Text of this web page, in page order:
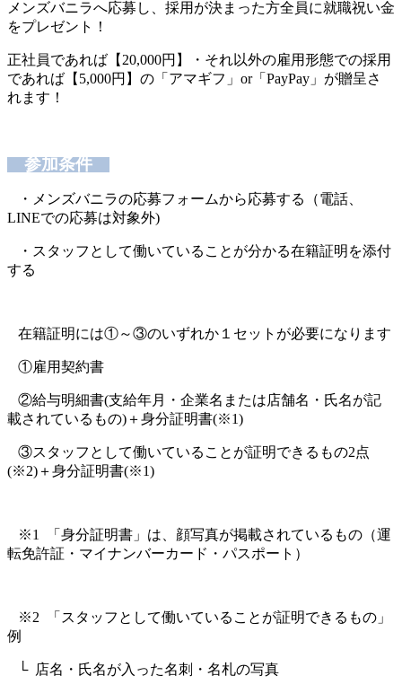
メンズバニラへ応募し、採用が決まった方全員に就職祝い金
をプレゼント！
正社員であれば【20,000円】・それ以外の雇用形態での採用
であれば【5,000円】の「アマギフ」or「PayPay」が贈呈さ
れます！
参加条件
・メンズバニラの応募フォームから応募する（電話、
LINEでの応募は対象外)
・スタッフとして働いていることが分かる在籍証明を添付
する
在籍証明には①～③のいずれか１セットが必要になります
①雇用契約書
②給与明細書(支給年月・企業名または店舗名・氏名が記
載されているもの)＋身分証明書(※1)
③スタッフとして働いていることが証明できるもの2点
(※2)＋身分証明書(※1)
※1 「身分証明書」は、顔写真が掲載されているもの（運
転免許証・マイナンバーカード・パスポート）
※2 「スタッフとして働いていることが証明できるもの」
例
└ 店名・氏名が入った名刺・名札の写真